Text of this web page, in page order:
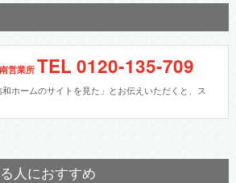
営業所TEL 0120-135-709
ホームのサイトを見た」とお伝えいただくと、ス
人におすすめ